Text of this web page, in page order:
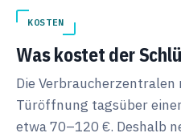
KOSTEN
Was kostet der
Die
Türöffnung tagsüber
etwa 70–120 €. Deshalb